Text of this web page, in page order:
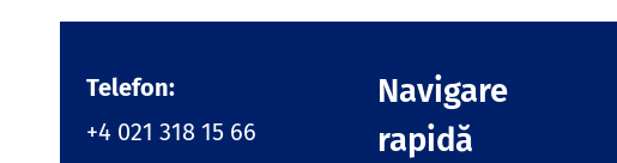
Telefon:
+4 021 318 15 66
Navigare
rapidă